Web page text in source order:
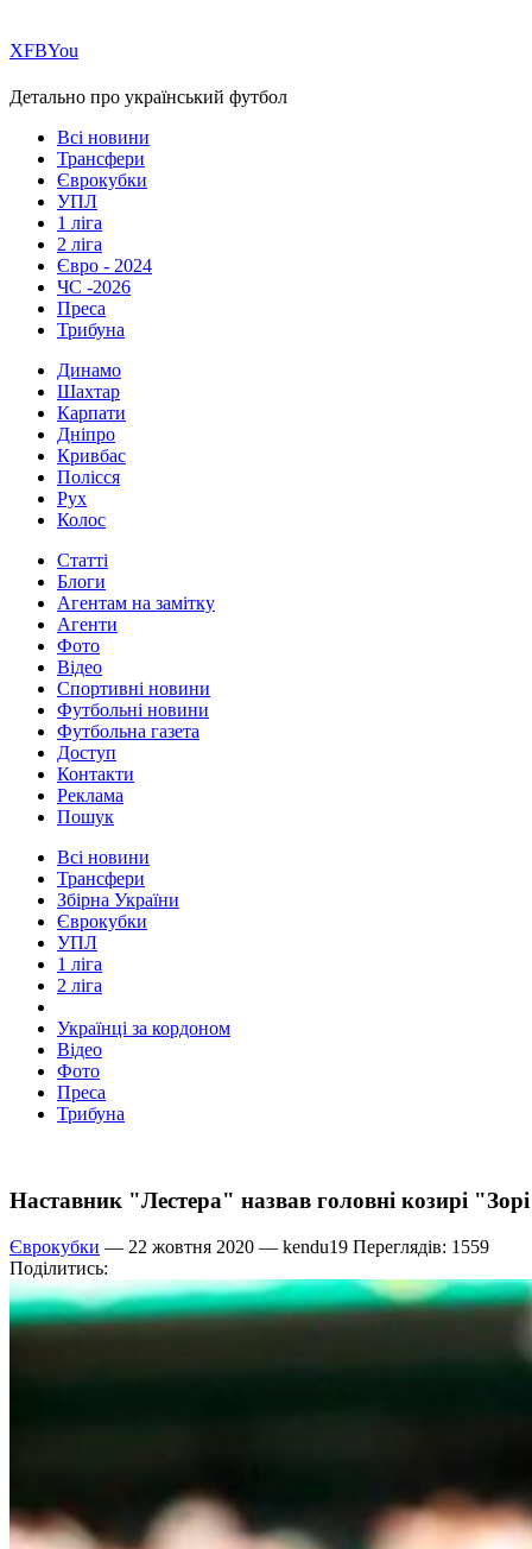
ХFBYou
Детально про український футбол
Всі новини
Трансфери
Єврокубки
УПЛ
1 ліга
2 ліга
Євро - 2024
ЧС -2026
Преса
Трибуна
Динамо
Шахтар
Карпати
Дніпро
Кривбас
Полісся
Рух
Колос
Статті
Блоги
Агентам на замітку
Агенти
Фото
Відео
Спортивні новини
Футбольні новини
Футбольна газета
Доступ
Контакти
Реклама
Пошук
Всі новини
Трансфери
Збірна України
Єврокубки
УПЛ
1 ліга
2 ліга
Українці за кордоном
Відео
Фото
Преса
Трибуна
Наставник "Лестера" назвав головні козирі
Єврокубки — 22 жовтня 2020 — kendu19 Переглядів: 1559
Поділитись: